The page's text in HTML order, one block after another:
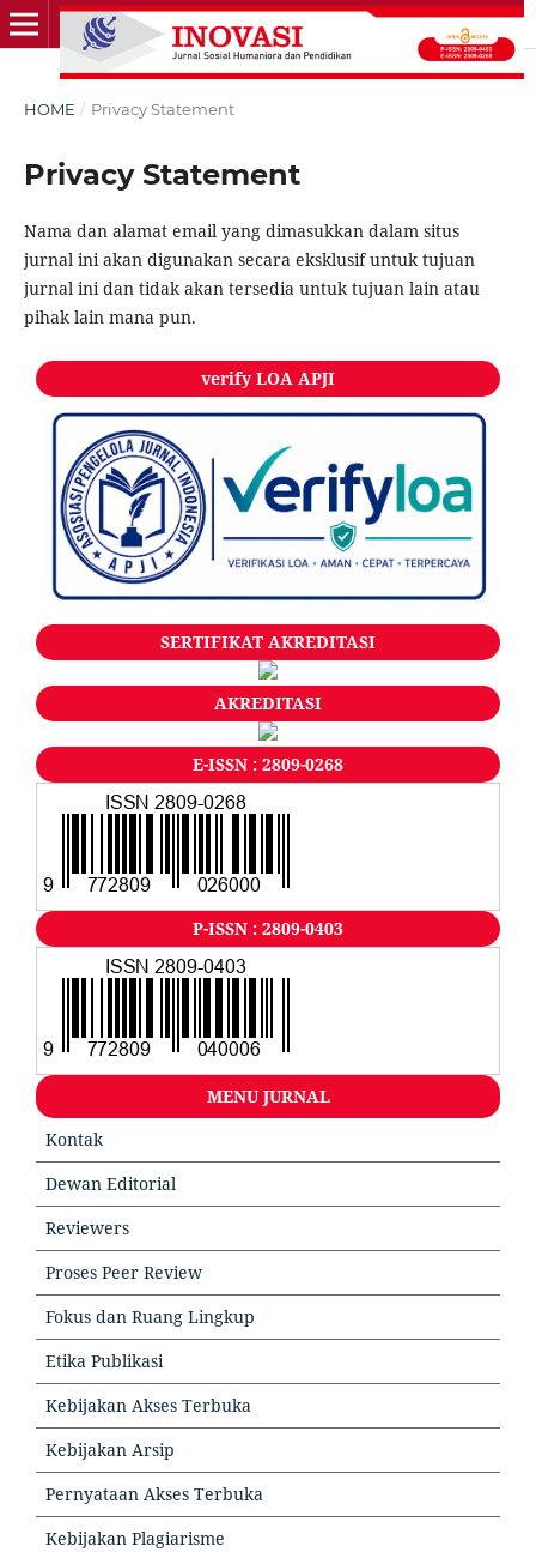
HOME / Privacy Statement
Privacy Statement
Nama dan alamat email yang dimasukkan dalam situs
jurnal ini akan digunakan secara eksklusif untuk tujuan
jurnal ini dan tidak akan tersedia untuk tujuan lain atau
pihak lain mana pun.
verify LOA APJI
SERTIFIKAT AKREDITASI
AKREDITASI
E-ISSN : 2809-0268
P-ISSN : 2809-0403
MENU JURNAL
Kontak
Dewan Editorial
Reviewers
Proses Peer Review
Fokus dan Ruang Lingkup
Etika Publikasi
Kebijakan Akses Terbuka
Kebijakan Arsip
Pernyataan Akses Terbuka
Kebijakan Plagiarisme